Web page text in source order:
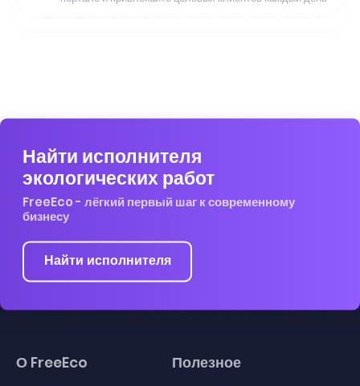
Найти исполнителя
экологических работ
FreeEco - лёгкий первый шаг к современному
бизнесу
Найти исполнителя
О FreeEco Полезное